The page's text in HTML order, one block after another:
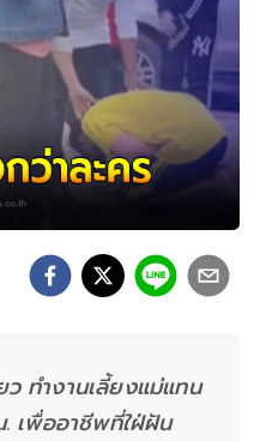
ทำงานเลี้ยงแม่แทน
เพื่ออาชีพที่ใฝ่ฝัน